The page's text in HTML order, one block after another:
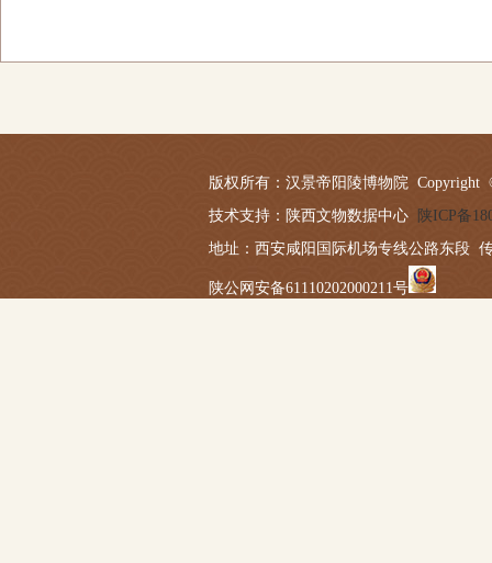
版权所有：汉景帝阳陵博物院 Copyright
技术支持：陕西文物数据中心 陕ICP备
地址：西安咸阳国际机场专线公路东段
陕公网安备61110202000211号